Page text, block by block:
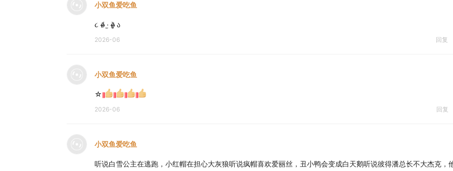
小双鱼爱吃鱼
૮ o̴̶̷᷄ ·̫ o̴̶̷̥᷅ ა
2026-06 回复
小双鱼爱吃鱼
☆
2026-06 回复
小双鱼爱吃鱼
听说白雪公主在逃跑，小红帽在担心大灰狼听说疯帽喜欢爱丽丝，丑小鸭会变成白天鹅听说彼得潘总长不大杰克，